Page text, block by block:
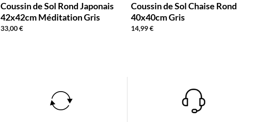
Coussin de Sol Rond Japonais
42x42cm Méditation Gris
33,00€
Coussin de Sol Chaise Rond
40x40cm Gris
14,99€